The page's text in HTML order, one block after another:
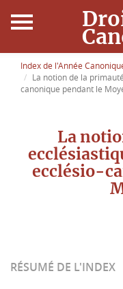
Accueil
Ressources
Actualités
Index de l'Année
La notion de la
canonique pendant le
La
ecclésio-
RÉSUMÉ DE L'INDEX